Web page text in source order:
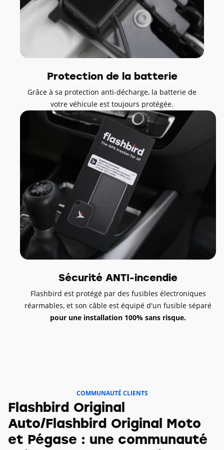
Protection de la batterie
Grâce à sa protection anti-décharge, la batterie de
votre véhicule est toujours protégée.
Sécurité ANTI-incendie
Flashbird est protégé par des fusibles électroniques
réarmables, et son câble est équipé d'un fusible séparé
pour une installation 100% sans risque.
COMMUNAUTÉ CLIENTS
Flashbird Original
Auto/Flashbird Original Moto
et Pégase : une communauté